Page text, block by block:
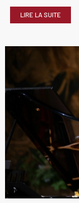
LIRE LA SUITE